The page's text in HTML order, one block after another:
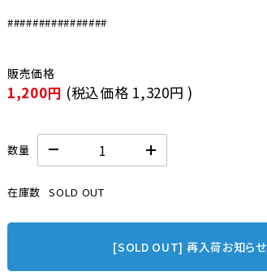
################
1,200円 (税込価格 1,320円 )
数量
在庫数 SOLD OUT
[SOLD OUT] 再入荷お知らせ